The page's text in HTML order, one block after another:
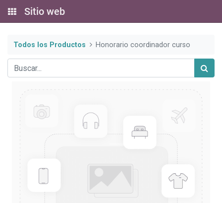
Sitio web
Todos los Productos Honorario coordinador curso